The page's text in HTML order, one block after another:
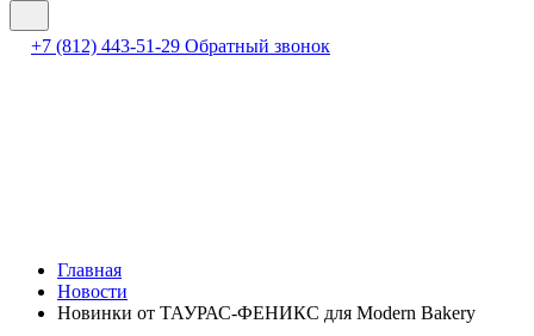
+7 (812) 443-51-29 Обратный звонок
Главная
Новости
Новинки от ТАУРАС-ФЕНИКС для Modern Bakery